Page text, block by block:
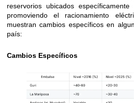
reservorios ubicados
promoviendo el racionamiento
muestran cambios específicos en
país:
Cambios Específicos